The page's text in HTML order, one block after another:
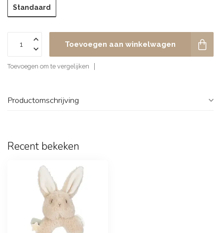
Standaard
Toevoegen aan winkelwagen
Toevoegen om te vergelijken
Productomschrijving
Recent bekeken